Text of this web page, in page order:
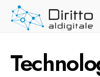
Skip